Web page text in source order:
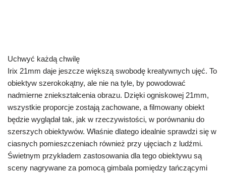
Uchwyć każdą chwilę
Irix 21mm daje jeszcze większą swobodę kreatywnych ujęć. To
obiektyw szerokokątny, ale nie na tyle, by powodować
nadmierne zniekształcenia obrazu. Dzięki ogniskowej 21mm,
wszystkie proporcje zostają zachowane, a filmowany obiekt
będzie wyglądał tak, jak w rzeczywistości, w porównaniu do
szerszych obiektywów. Właśnie dlatego idealnie sprawdzi się w
ciasnych pomieszczeniach również przy ujęciach z ludźmi.
Świetnym przykładem zastosowania dla tego obiektywu są
sceny nagrywane za pomocą gimbala pomiędzy tańczącymi